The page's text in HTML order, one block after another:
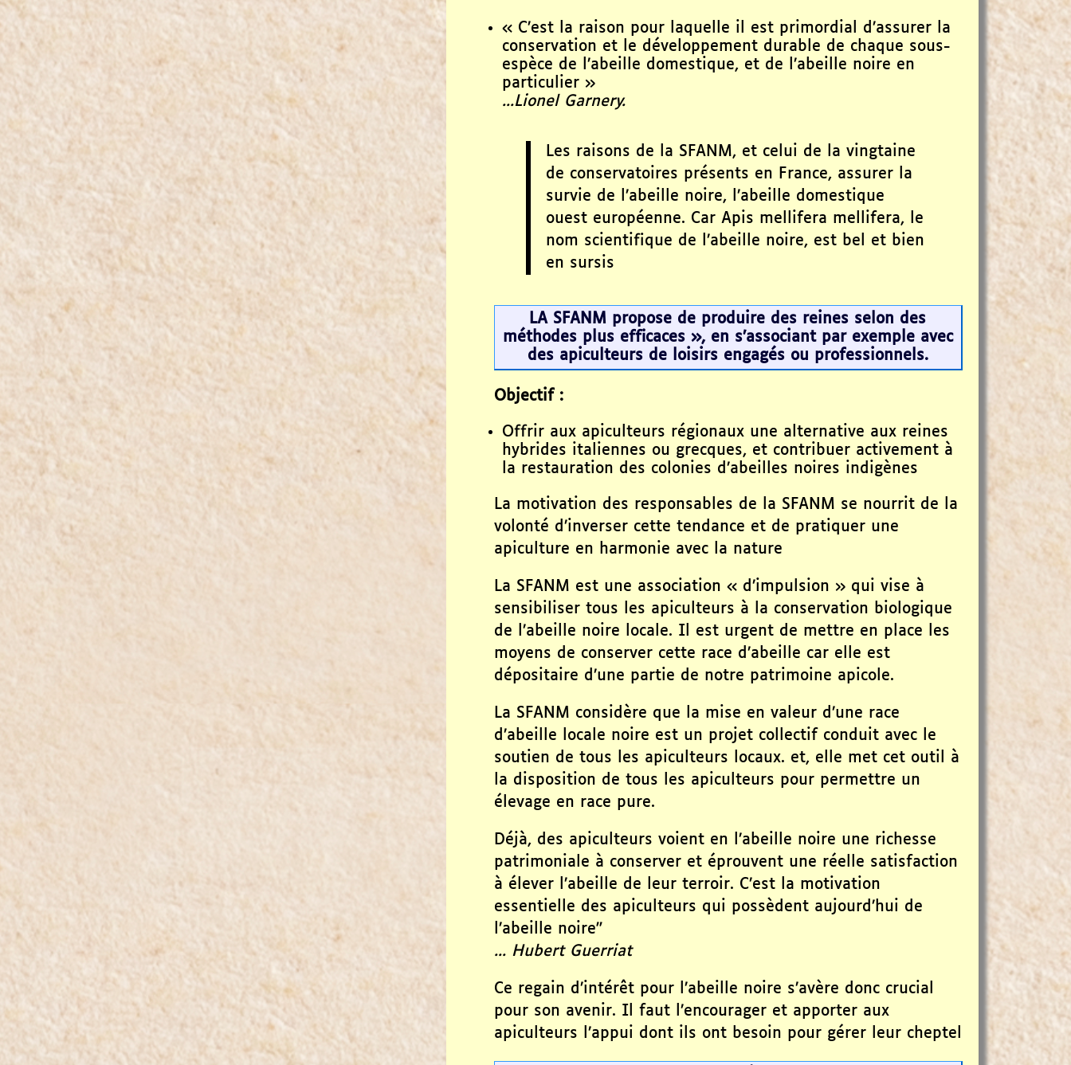
« C’est la raison pour laquelle il est primordial d’assurer la
conservation et le développement durable de chaque sous-
espèce de l’abeille domestique, et de l’abeille noire en
particulier »
...Lionel Garnery.
Les raisons de la SFANM, et celui de la vingtaine
de conservatoires présents en France, assurer la
survie de l’abeille noire, l’abeille domestique
ouest européenne. Car Apis mellifera mellifera, le
nom scientifique de l’abeille noire, est bel et bien
en sursis
LA SFANM propose de produire des reines selon des
méthodes plus efficaces », en s’associant par exemple avec
des apiculteurs de loisirs engagés ou professionnels.
Objectif :
Offrir aux apiculteurs régionaux une alternative aux reines
hybrides italiennes ou grecques, et contribuer activement à
la restauration des colonies d’abeilles noires indigènes
La motivation des responsables de la SFANM se nourrit de la
volonté d’inverser cette tendance et de pratiquer une
apiculture en harmonie avec la nature
La SFANM est une association « d’impulsion » qui vise à
sensibiliser tous les apiculteurs à la conservation biologique
de l’abeille noire locale. Il est urgent de mettre en place les
moyens de conserver cette race d’abeille car elle est
dépositaire d’une partie de notre patrimoine apicole.
La SFANM considère que la mise en valeur d’une race
d’abeille locale noire est un projet collectif conduit avec le
soutien de tous les apiculteurs locaux. et, elle met cet outil à
la disposition de tous les apiculteurs pour permettre un
élevage en race pure.
Déjà, des apiculteurs voient en l’abeille noire une richesse
patrimoniale à conserver et éprouvent une réelle satisfaction
à élever l’abeille de leur terroir. C’est la motivation
essentielle des apiculteurs qui possèdent aujourd’hui de
l’abeille noire"
... Hubert Guerriat
Ce regain d’intérêt pour l’abeille noire s’avère donc crucial
pour son avenir. Il faut l’encourager et apporter aux
apiculteurs l’appui dont ils ont besoin pour gérer leur cheptel